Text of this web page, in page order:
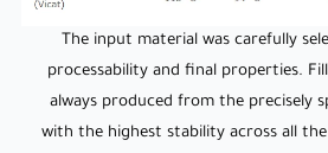
The input material was carefully
processability and final properties.
always produced from the precisely
with the highest stability across all